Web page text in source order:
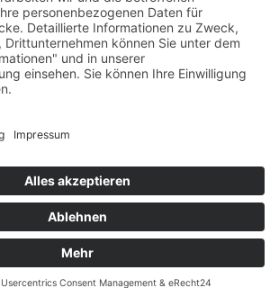
Werkstatt-Termin
Beratungstermin
Probefahrt vereinbaren
Stellenangebote
Anfahrt (Google Maps)